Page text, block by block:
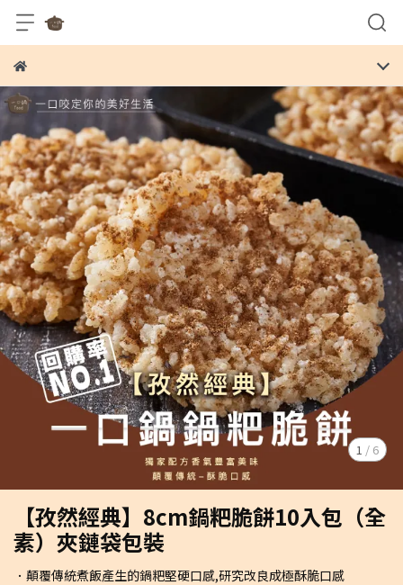
1 / 6
【孜然經典】8cm鍋粑脆餅10入包（全
素）夾鏈袋包裝
．顛覆傳統煮飯產生的鍋粑堅硬口感,研究改良成極酥脆口感